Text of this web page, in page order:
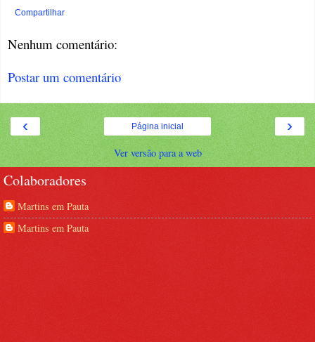
Compartilhar
Nenhum comentário:
Postar um comentário
‹ ›
Página inicial
Ver versão para a web
Colaboradores
Martins em Pauta
Martins em Pauta